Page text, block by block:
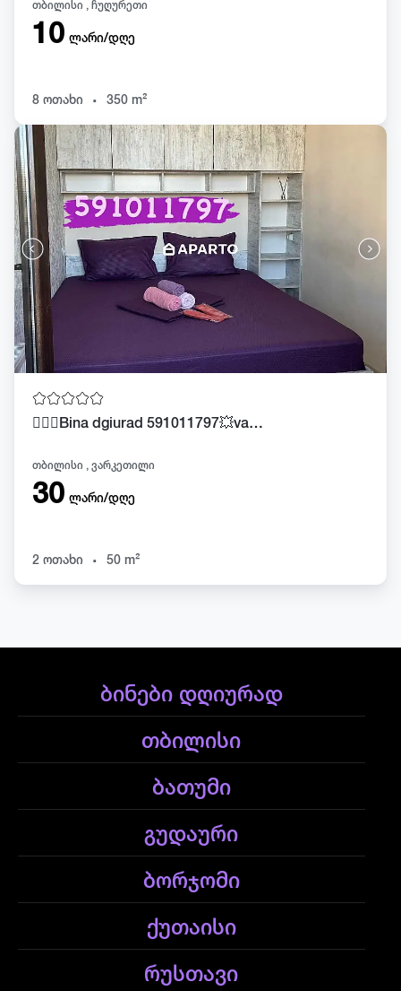
თბილისი , ჩუღურეთი
10 ლარი/დღე
8 ოთახი . 350 m²
❤️‍🔥💥Bina dgiurad 591011797💥varketilshi💥
თბილისი , ვარკეთილი
30 ლარი/დღე
2 ოთახი . 50 m²
ბინები დღიურად
თბილისი
ბათუმი
გუდაური
ბორჯომი
ქუთაისი
რუსთავი